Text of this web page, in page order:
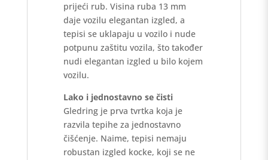
prijeći rub. Visina ruba 13 mm
daje vozilu elegantan izgled, a
tepisi se uklapaju u vozilo i nude
potpunu zaštitu vozila, što također
nudi elegantan izgled u bilo kojem
vozilu.
Lako i jednostavno se čisti
Gledring je prva tvrtka koja je
razvila tepihe za jednostavno
čišćenje. Naime, tepisi nemaju
robustan izgled kocke, koji se ne